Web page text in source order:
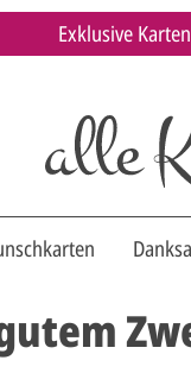
Exklusive